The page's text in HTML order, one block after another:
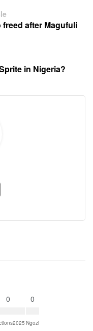
freed after Magufuli
in Nigeria?
0 0
Ngozi